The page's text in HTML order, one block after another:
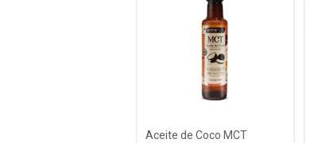
Aceite de Coco MCT